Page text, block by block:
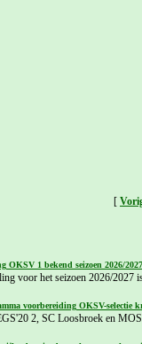
[
OKSV 1 bekend seizoen 2026/2027
voor het seizoen 2026/2027
voorbereiding OKSV-selectie
2, SC Loosbroek en